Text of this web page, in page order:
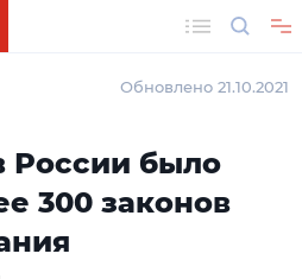
Обновлено 21.10.2021
России было
300 законов